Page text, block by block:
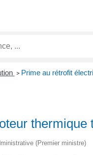
> Prime au rétrofit
(Premier ministre)